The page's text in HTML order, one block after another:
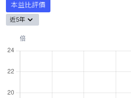
本益比評價
近5年